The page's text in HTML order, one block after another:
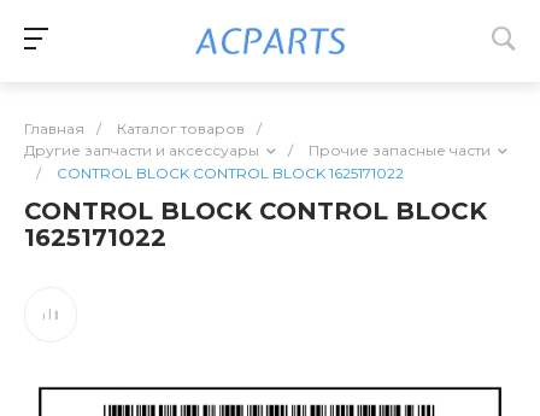
Главная / Каталог товаров
/
Другие запчасти и аксессуары
/
Прочие запасные части
/
CONTROL BLOCK CONTROL BLOCK 1625171022
CONTROL BLOCK CONTROL BLOCK
1625171022